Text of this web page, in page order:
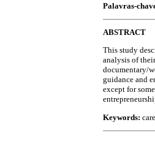
Palavras-
ABSTRACT
This study
analysis of
documentary/
guidance and
except for
Keywords: